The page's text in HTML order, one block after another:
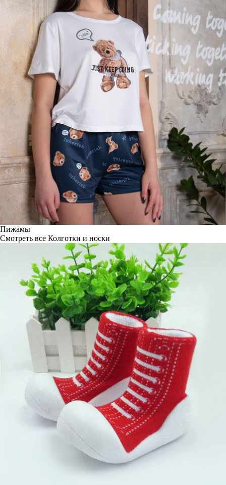
Пижамы
Смотреть все Колготки и носки